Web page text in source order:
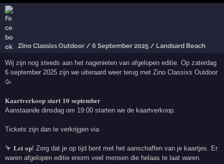
Zino Classixs Outdoor / 6 September 2025 / Landsard Beach
Wij zijn nog steeds aan het nagenieten van afgelopen editie. Op zaterdag
6 september 2025 zijn we uiteraard weer terug met Zino Classixs Outdoor
🥳
𝐊𝐚𝐚𝐫𝐭𝐯𝐞𝐫𝐤𝐨𝐨𝐩 𝐬𝐭𝐚𝐫𝐭 𝟏𝟎 𝐬𝐞𝐩𝐭𝐞𝐦𝐛𝐞𝐫
Aanstaande dinsdag om 19:00 starten we de kaartverkoop.
Tickets zijn dan te verkrijgen via
🦩 𝐋𝐞𝐭 𝐨𝐩! Zorg dat je op tijd bent met het aanschaffen van je kaartjes. Er
waren afgelopen editie enorm veel mensen die helaas te laat waren.